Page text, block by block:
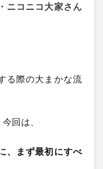
ニコニコ大家さん
る際の大まかな流
回は、
、まず最初にすべ